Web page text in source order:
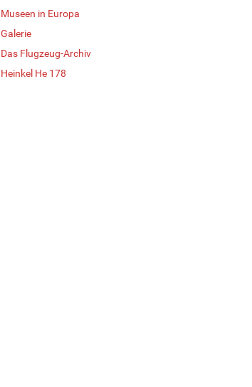
Museen in Europa
Galerie
Das Flugzeug-Archiv
Heinkel He 178